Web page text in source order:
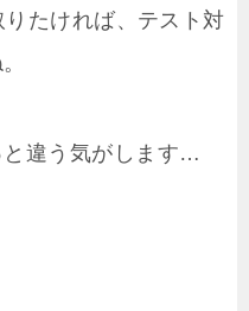
たければ、テスト対
と違う気がします…